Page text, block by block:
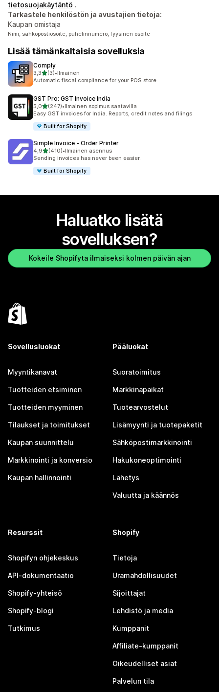
tietosuojakäytäntö .
Tarkastele henkilöstön ja avustajien tietoja:
Kaupan omistaja
Nimi, sähköpostiosoite, puhelinnumero, fyysinen osoite
Lisää tämänkaltaisia sovelluksia
Comply
3,3/ 5 tähteä
(3)
3 arvostelua yhteensä
•Ilmainen
Automatic fiscal compliance for your POS store
GST Pro: GST Invoice India
5,0/ 5 tähteä
(247)
247 arvostelua yhteensä
•Ilmainen sopimus saatavilla
Easy GST invoices for India. Reports, credit notes and filings
Built for Shopify
Simple Invoice ‑ Order Printer
4,9/ 5 tähteä
(410)
410 arvostelua yhteensä
•Ilmainen asennus
Sending invoices has never been easier.
Built for Shopify
Haluatko lisätä
sovelluksen?
Kokeile Shopifyta ilmaiseksi kolmen päivän ajan
Sovellusluokat
Myyntikanavat
Tuotteiden etsiminen
Tuotteiden myyminen
Tilaukset ja toimitukset
Kaupan suunnittelu
Markkinointi ja konversio
Kaupan hallinnointi
Pääluokat
Suoratoimitus
Markkinapaikat
Tuotearvostelut
Lisämyynti ja tuotepaketit
Sähköpostimarkkinointi
Hakukoneoptimointi
Lähetys
Valuutta ja käännös
Resurssit
Shopifyn ohjekeskus
API-dokumentaatio
Shopify-yhteisö
Shopify-blogi
Tutkimus
Shopify
Tietoja
Uramahdollisuudet
Sijoittajat
Lehdistö ja media
Kumppanit
Affiliate-kumppanit
Oikeudelliset asiat
Palvelun tila